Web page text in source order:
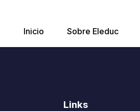
Inicio Sobre Eleduc
Links